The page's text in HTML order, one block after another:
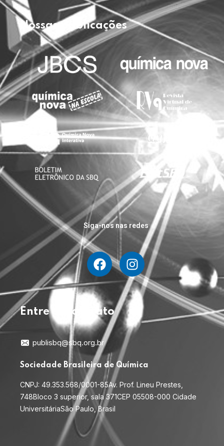
Nossas publicações
Siga-nos nas redes
Entre em contato
publisbq@sbq.org.br
Sociedade Brasileira de Química
CNPJ: 49.353.568/0001-85Av. Prof. Lineu Prestes,
748Bloco 3 superior, sala 371CEP 05508-000 Cidade
UniversitáriaSão Paulo, Brasil